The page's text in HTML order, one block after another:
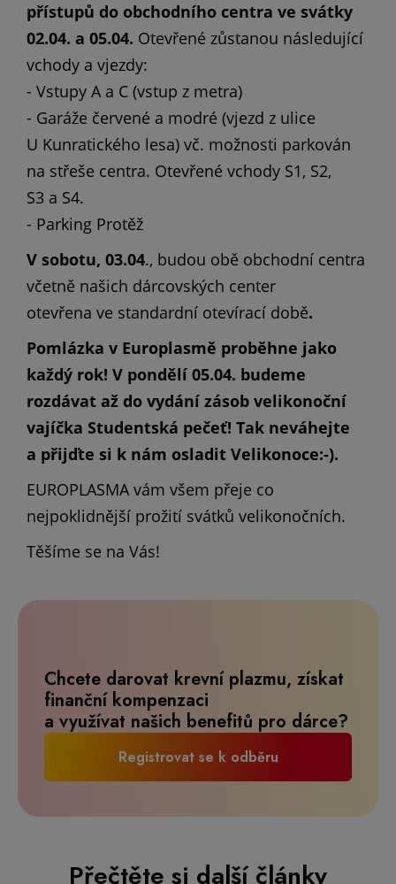
přístupů do obchodního centra ve svátky
02.04. a 05.04. Otevřené zůstanou následující
vchody a vjezdy:
- Vstupy A a C (vstup z metra)
- Garáže červené a modré (vjezd z ulice
U Kunratického lesa) vč. možnosti parkován
na střeše centra. Otevřené vchody S1, S2,
S3 a S4.
- Parking Protěž
V sobotu, 03.04., budou obě obchodní centra
včetně našich dárcovských center
otevřena ve standardní otevírací době.
Pomlázka v Europlasmě proběhne jako
každý rok! V pondělí 05.04. budeme
rozdávat až do vydání zásob velikonoční
vajíčka Studentská pečeť! Tak neváhejte
a přijďte si k nám osladit Velikonoce:-).
EUROPLASMA vám všem přeje co
nejpoklidnější prožití svátků velikonočních.
Těšíme se na Vás!
Chcete darovat krevní plazmu, získat
finanční kompenzaci
a využívat našich benefitů pro dárce?
Registrovat se k odběru
Přečtěte si další články